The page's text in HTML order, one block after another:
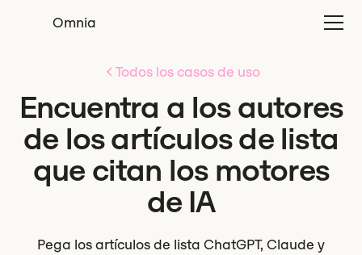
Omnia
Todos los casos de uso
Encuentra a los autores
de los artículos de lista
que citan los motores
de IA
Pega los artículos de lista ChatGPT, Claude y